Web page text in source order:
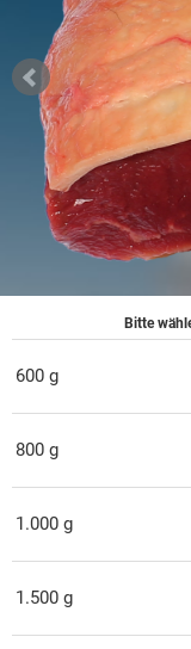
Bitte
600 g
800 g
1.000 g
1.500 g